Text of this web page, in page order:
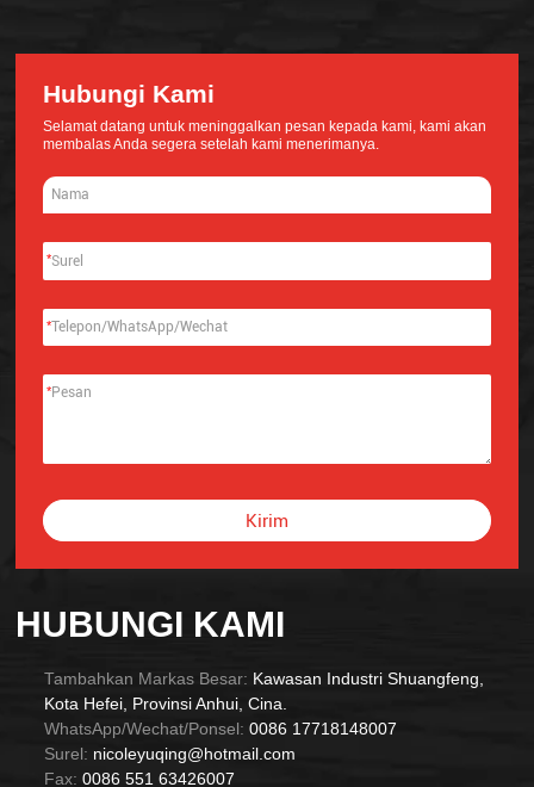
HUBUNGI KAMI
Tambahkan Markas Besar: Kawasan Industri Shuangfeng,
Kota Hefei, Provinsi Anhui, Cina.
WhatsApp/Wechat/Ponsel: 0086 17718148007
Surel: nicoleyuqing@hotmail.com
Fax: 0086 551 63426007
Hubungi Kami
Selamat datang untuk meninggalkan pesan kepada kami, kami akan
membalas Anda segera setelah kami menerimanya.
*
*
*
Kirim